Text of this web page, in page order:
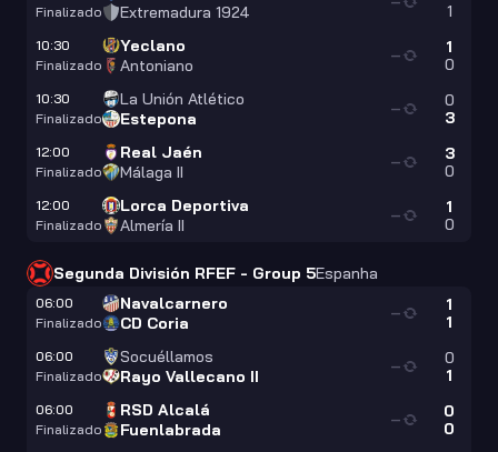
Finalizado
Extremadura 1924
1
10:30
Finalizado
Yeclano
Antoniano
1
0
—
10:30
Finalizado
La Unión Atlético
Estepona
0
3
—
12:00
Finalizado
Real Jaén
Málaga II
3
0
—
12:00
Finalizado
Lorca Deportiva
Almería II
1
0
—
Segunda División RFEF - Group 5Espanha
06:00
Finalizado
Navalcarnero
CD Coria
1
1
—
06:00
Finalizado
Socuéllamos
Rayo Vallecano II
0
1
—
06:00
Finalizado
RSD Alcalá
Fuenlabrada
0
0
—